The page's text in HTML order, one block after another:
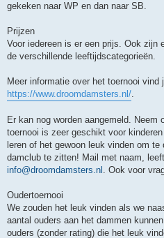
gekeken naar WP en dan naar SB.
Prijzen
Voor iedereen is er een prijs. Ook zijn
de verschillende leeftijdscategorieën.
Meer informatie over het toernooi vind
https://www.droomdamsters.nl/.
Er kan nog worden aangemeld. Neem
toernooi is zeer geschikt voor
leren of het gewoon leuk vinden om
damclub te zitten! Mail met naam,
info@droomdamsters.nl . Ook voor
Oudertoernooi
We zouden het leuk vinden als we
aantal ouders aan het dammen
ouders (zonder rating) die het leuk